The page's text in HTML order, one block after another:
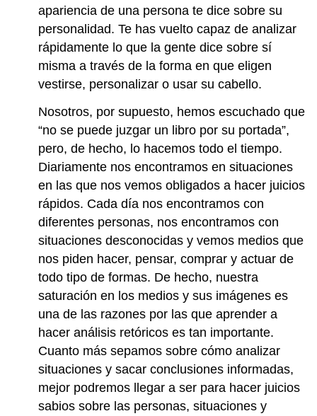
apariencia de una persona te dice sobre su
personalidad. Te has vuelto capaz de analizar
rápidamente lo que la gente dice sobre sí
misma a través de la forma en que eligen
vestirse, personalizar o usar su cabello.
Nosotros, por supuesto, hemos escuchado que
“no se puede juzgar un libro por su portada”,
pero, de hecho, lo hacemos todo el tiempo.
Diariamente nos encontramos en situaciones
en las que nos vemos obligados a hacer juicios
rápidos. Cada día nos encontramos con
diferentes personas, nos encontramos con
situaciones desconocidas y vemos medios que
nos piden hacer, pensar, comprar y actuar de
todo tipo de formas. De hecho, nuestra
saturación en los medios y sus imágenes es
una de las razones por las que aprender a
hacer análisis retóricos es tan importante.
Cuanto más sepamos sobre cómo analizar
situaciones y sacar conclusiones informadas,
mejor podremos llegar a ser para hacer juicios
sabios sobre las personas, situaciones y